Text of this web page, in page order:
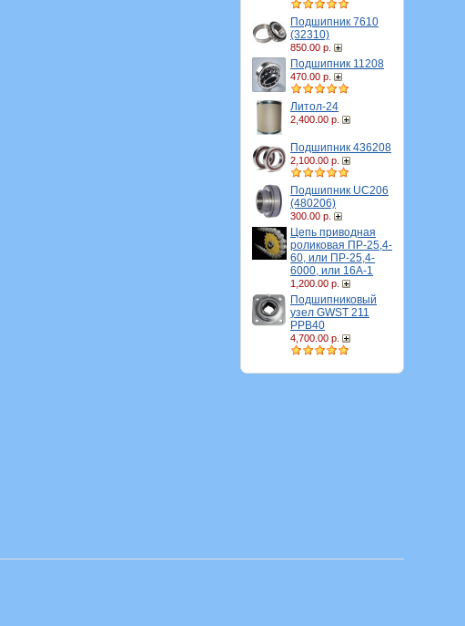
Подшипник 7610
(32310)
850.00 р.
Подшипник 11208
470.00 р.
Литол-24
2,400.00 р.
Подшипник 436208
2,100.00 р.
Подшипник UC206
(480206)
300.00 р.
Цепь приводная
роликовая ПР-25,4-
60, или ПР-25,4-
6000, или 16A-1
1,200.00 р.
Подшипниковый
узел GWST 211
PPB40
4,700.00 р.